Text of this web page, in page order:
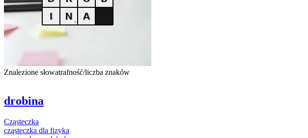
Znalezione słowatrafność/liczba znaków
drobina
Cząsteczka
cząsteczka dla fizyka